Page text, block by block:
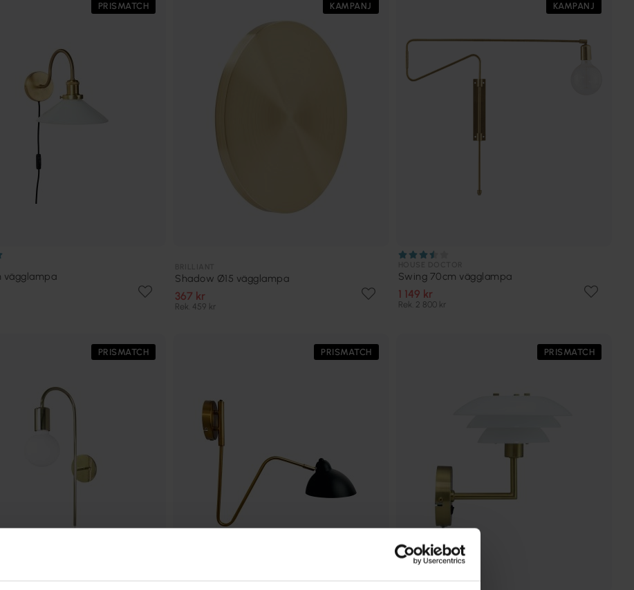
PRISMATCH
vägglampa
KAMPANJ
Shadow Ø15 vägglampa
367 kr
Rek. 459 kr
KAMPANJ
Swing 70cm vägglampa
1 149 kr
Rek. 2 800 kr
PRISMATCH PRISMATCH PRISMATCH